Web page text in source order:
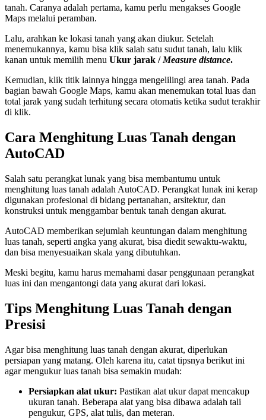
tanah. Caranya adalah pertama, kamu perlu mengakses Google
Maps melalui peramban.
Lalu, arahkan ke lokasi tanah yang akan diukur. Setelah
menemukannya, kamu bisa klik salah satu sudut tanah, lalu klik
kanan untuk memilih menu Ukur jarak / Measure distance.
Kemudian, klik titik lainnya hingga mengelilingi area tanah. Pada
bagian bawah Google Maps, kamu akan menemukan total luas dan
total jarak yang sudah terhitung secara otomatis ketika sudut terakhir
di klik.
Cara Menghitung Luas Tanah dengan
AutoCAD
Salah satu perangkat lunak yang bisa membantumu untuk
menghitung luas tanah adalah AutoCAD. Perangkat lunak ini kerap
digunakan profesional di bidang pertanahan, arsitektur, dan
konstruksi untuk menggambar bentuk tanah dengan akurat.
AutoCAD memberikan sejumlah keuntungan dalam menghitung
luas tanah, seperti angka yang akurat, bisa diedit sewaktu-waktu,
dan bisa menyesuaikan skala yang dibutuhkan.
Meski begitu, kamu harus memahami dasar penggunaan perangkat
luas ini dan mengantongi data yang akurat dari lokasi.
Tips Menghitung Luas Tanah dengan
Presisi
Agar bisa menghitung luas tanah dengan akurat, diperlukan
persiapan yang matang. Oleh karena itu, catat tipsnya berikut ini
agar mengukur luas tanah bisa semakin mudah:
Persiapkan alat ukur: Pastikan alat ukur dapat mencakup
ukuran tanah. Beberapa alat yang bisa dibawa adalah tali
pengukur, GPS, alat tulis, dan meteran.